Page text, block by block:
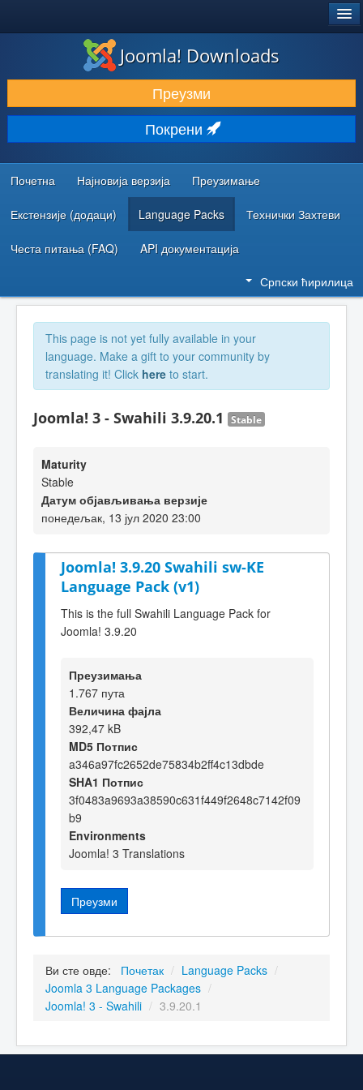
ПРЕУЗИМАЊЕ И ПРОШИРЕЊА (ЕКСТЕНЗИЈЕ)
ОТКРИЈТЕ И НАУЧИТЕ
ЗАЈЕДНИЦА И ПОДРШКА
РЕСУРСИ ЗА РАЗВОЈ
Joomla! Downloads
Преузми
Покрени
Почетна Најновија верзија Преузимање
Екстензије (додаци) Language Packs Технички Захтеви
Честа питања (FAQ) API документација
Српски ћирилица
This page is not yet fully available in your
language. Make a gift to your community by
translating it! Click here to start.
Joomla! 3 - Swahili 3.9.20.1 Stable
Maturity
Stable
Датум објављивања верзије
понедељак, 13 јул 2020 23:00
Joomla! 3.9.20 Swahili sw-KE
Language Pack (v1)
This is the full Swahili Language Pack for
Joomla! 3.9.20
Преузимања
1.767 пута
Величина фајла
392,47 kB
MD5 Потпис
a346a97fc2652de75834b2ff4c13dbde
SHA1 Потпис
3f0483a9693a38590c631f449f2648c7142f09
b9
Environments
Joomla! 3 Translations
Преузми
Ви сте овде: Почетак / Language Packs /
Joomla 3 Language Packages /
Joomla! 3 - Swahili / 3.9.20.1